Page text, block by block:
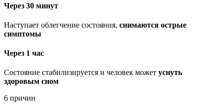
Через 30 минут
Наступает облегчение состояния, снимаются острые
симптомы
Через 1 час
Состояние стабилизируется и человек может уснуть
здоровым сном
6 причин